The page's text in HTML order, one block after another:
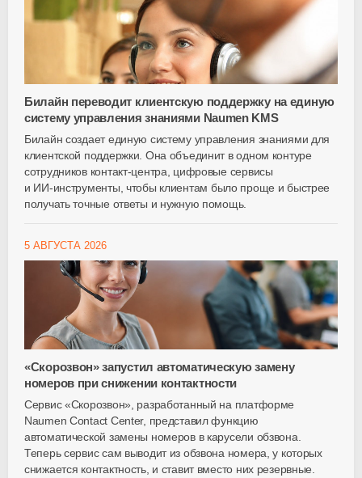
Билайн переводит клиентскую поддержку на единую
систему управления знаниями Naumen KMS
Билайн создает единую систему управления знаниями для
клиентской поддержки. Она объединит в одном контуре
сотрудников контакт-центра , цифровые сервисы
и ИИ-инструменты , чтобы клиентам было проще и быстрее
получать точные ответы и нужную помощь.
5 АВГУСТА 2026
«Скорозвон» запустил автоматическую замену
номеров при снижении контактности
Сервис «Скорозвон», разработанный на платформе
Naumen Contact Center, представил функцию
автоматической замены номеров в карусели обзвона.
Теперь сервис сам выводит из обзвона номера, у которых
снижается контактность, и ставит вместо них резервные.